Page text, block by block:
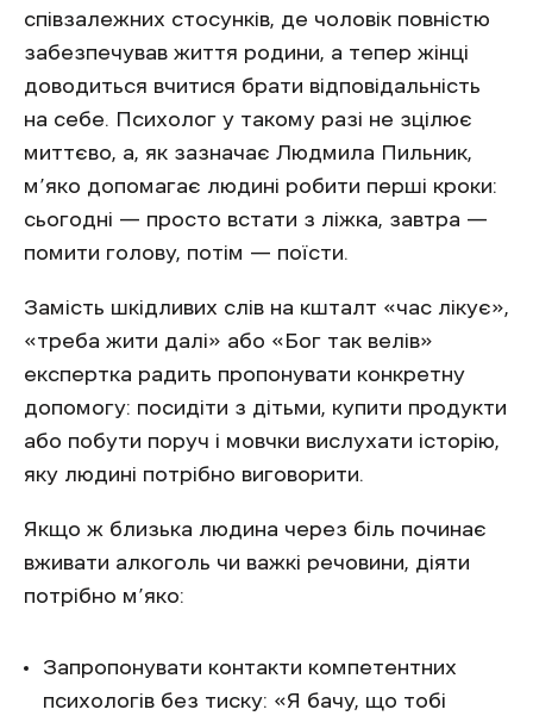
співзалежних стосунків, де чоловік повністю
забезпечував життя родини, а тепер жінці
доводиться вчитися брати відповідальність
на себе. Психолог у такому разі не зцілює
миттєво, а, як зазначає Людмила Пильник,
м’яко допомагає людині робити перші кроки:
сьогодні — просто встати з ліжка, завтра —
помити голову, потім — поїсти.
Замість шкідливих слів на кшталт «час лікує»,
«треба жити далі» або «Бог так велів»
експертка радить пропонувати конкретну
допомогу: посидіти з дітьми, купити продукти
або побути поруч і мовчки вислухати історію,
яку людині потрібно виговорити.
Якщо ж близька людина через біль починає
вживати алкоголь чи важкі речовини, діяти
потрібно м’яко:
Запропонувати контакти компетентних
психологів без тиску: «Я бачу, що тобі